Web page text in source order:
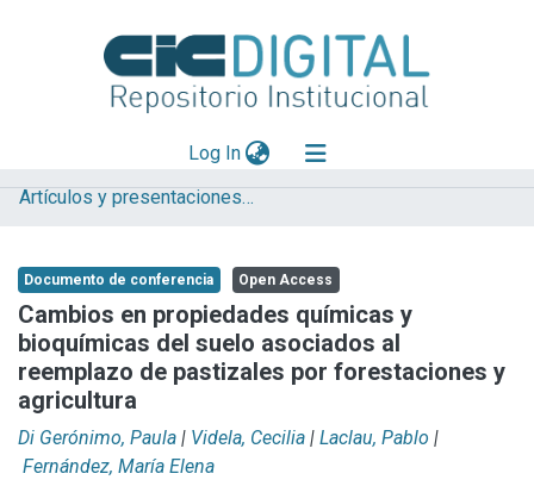
Log In(current)
Explorar
Aportar material
Statistics
Artículos y presentaciones en Congresos
Documento de conferencia Open Access
Cambios en propiedades químicas y
bioquímicas del suelo asociados al
reemplazo de pastizales por forestaciones y
agricultura
Di Gerónimo, Paula | Videla, Cecilia | Laclau, Pablo |
Fernández, María Elena